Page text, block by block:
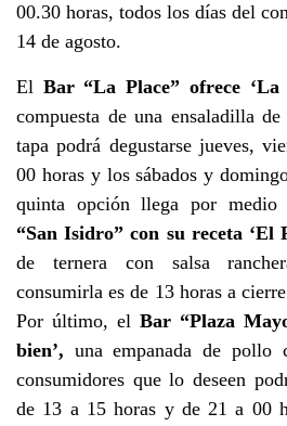
00.30 horas, todos los días del
14 de agosto.
El Bar “La Place” ofrece ‘La
compuesta de una ensaladilla
tapa podrá degustarse jueves,
00 horas y los sábados y
quinta opción llega por
“San Isidro” con su receta ‘El
de ternera con salsa
consumirla es de 13 horas a
Por último, el Bar “Plaza
bien’, una empanada de pollo
consumidores que lo deseen
de 13 a 15 horas y de 21 a 00